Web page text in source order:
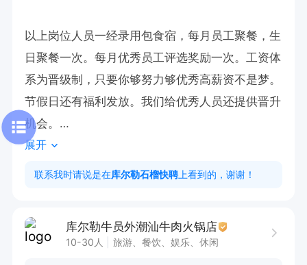
以上岗位人员一经录用包食宿，每月员工聚餐，生
日聚餐一次。每月优秀员工评选奖励一次。工资体
系为晋级制，只要你够努力够优秀高薪资不是梦。
节假日还有福利发放。我们给优秀人员还提供晋升
机会。
平台好，发展空间大。诚邀各方人士加入我们的团
队。
联系我时，请说是在石榴快聘网上看到的!
展开
联系我时请说是在库尔勒石榴快聘 上看到的，谢谢！
库尔勒牛员外潮汕牛肉火锅店
10-30人 旅游、餐饮、娱乐、休闲